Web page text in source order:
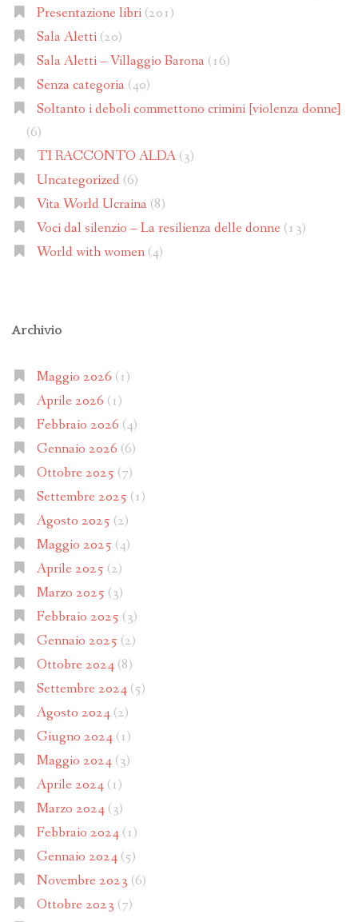
Presentazione libri(201)
Sala Aletti(20)
Sala Aletti – Villaggio Barona (16)
Senza categoria (40)
Soltanto i deboli commettono crimini [violenza donne]
(6)
TI RACCONTO ALDA(3)
Uncategorized (6)
Vita World Ucraina (8)
Voci dal silenzio – La resilienza delle donne (13)
World with women(4)
Archivio
Maggio 2026 (1)
Aprile 2026 (1)
Febbraio 2026 (4)
Gennaio 2026 (6)
Ottobre 2025 (7)
Settembre 2025 (1)
Agosto 2025 (2)
Maggio 2025 (4)
Aprile 2025 (2)
Marzo 2025 (3)
Febbraio 2025 (3)
Gennaio 2025 (2)
Ottobre 2024(8)
Settembre 2024(5)
Agosto 2024(2)
Giugno 2024(1)
Maggio 2024(3)
Aprile 2024(1)
Marzo 2024(3)
Febbraio 2024(1)
Gennaio 2024(5)
Novembre 2023 (6)
Ottobre 2023 (7)